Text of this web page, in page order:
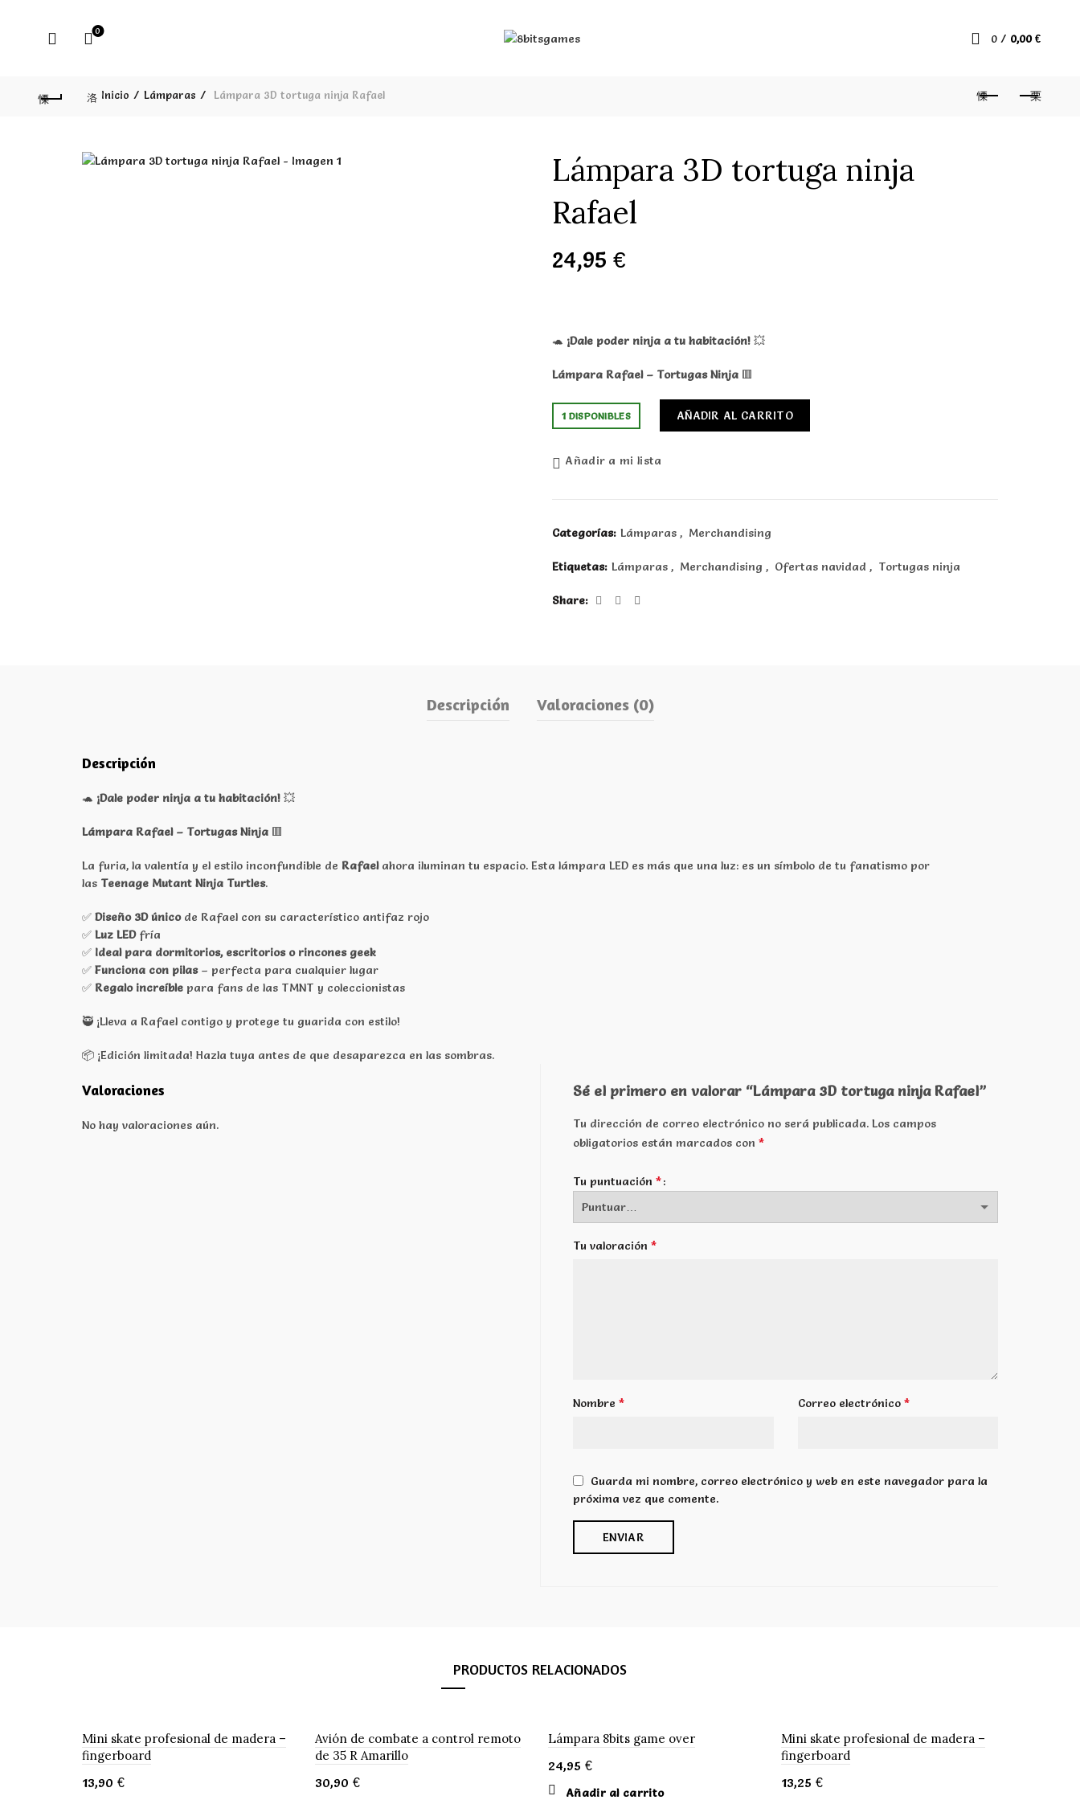
0
0 / 0,00€
Inicio Lámparas Lámpara 3D tortuga ninja Rafael
Lámpara 3D tortuga ninja
Rafael
24,95 €
🐢 ¡Dale poder ninja a tu habitación! 💥
Lámpara Rafael – Tortugas Ninja 🟥
1 DISPONIBLES AÑADIR AL CARRITO
Añadir a mi lista
Categorías: Lámparas , Merchandising
Etiquetas: Lámparas , Merchandising , Ofertas navidad , Tortugas ninja
Share
Descripción Valoraciones (0)
Descripción
🐢 ¡Dale poder ninja a tu habitación! 💥
Lámpara Rafael – Tortugas Ninja 🟥
La furia, la valentía y el estilo inconfundible de Rafaelahora iluminan tu espacio. Esta lámpara LED es más que una luz: es un símbolo de tu fanatismo por
las Teenage Mutant Ninja Turtles.
✅ Diseño 3D únicode Rafael con su característico antifaz rojo
✅ Luz LEDfría
✅ Ideal para dormitorios, escritorios o rincones geek
✅ Funciona con pilas– perfecta para cualquier lugar
✅ Regalo increíble para fans de las TMNT y coleccionistas
🥷 ¡Lleva a Rafael contigo y protege tu guarida con estilo!
📦 ¡Edición limitada! Hazla tuya antes de que desaparezca en las sombras.
Valoraciones
No hay valoraciones aún.
Sé el primero en valorar “Lámpara 3D tortuga ninja Rafael”
Tu dirección de correo electrónico no será publicada. Los campos
obligatorios están marcados con *
Tu puntuación *
Tu valoración *
Nombre * Correo electrónico *
Guarda mi nombre, correo electrónico y web en este navegador para la
próxima vez que comente.
PRODUCTOS RELACIONADOS
Mini skate profesional de madera –
fingerboard
13,90 €
Avión de combate a control remoto
de 35 R Amarillo
30,90 €
Lámpara 8bits game over
24,95 €
Añadir al carrito
Mini skate profesional de madera –
fingerboard
13,25 €